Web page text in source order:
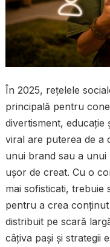
În 2025, rețelele
principală pentru
divertisment, educație
viral are puterea de a
unui brand sau a unui
ușor de creat. Cu o
mai sofisticati, trebuie
pentru a crea
distribuit pe scară
câțiva pași și strategii